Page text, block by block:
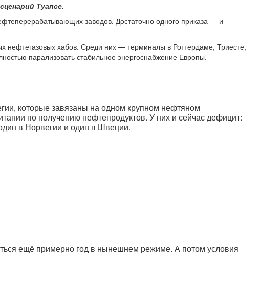
Туапсе.
заводов. Достаточно одного приказа — и
нефтегазовых хабов. Среди них — терминалы в Роттердаме, Триесте,
парализовать стабильное энергоснабжение Европы.
которые завязаны на одном крупном нефтяном
по получению нефтепродуктов. У них и сейчас дефицит:
в Норвегии и один в Швеции.
ещё примерно год в нынешнем режиме. А потом условия